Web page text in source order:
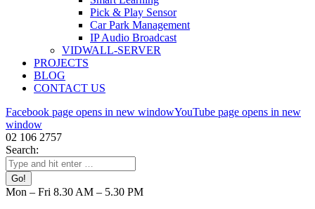
Pick & Play Sensor
Car Park Management
IP Audio Broadcast
VIDWALL-SERVER
PROJECTS
BLOG
CONTACT US
Facebook page opens in new windowYouTube page opens in new
window
02 106 2757
Search:
Mon – Fri 8.30 AM – 5.30 PM